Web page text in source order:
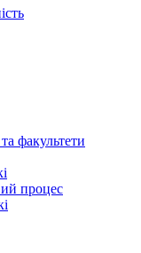
факультети
процес